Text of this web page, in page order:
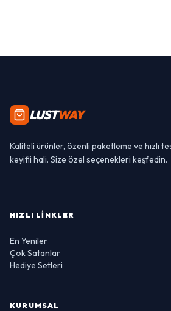
LUSTWAY
Kaliteli ürünler, özenli paketleme ve hızlı
keyifli hali. Size özel seçenekleri keşfedin.
HIZLI LINKLER
En Yeniler
Çok Satanlar
Hediye Setleri
KURUMSAL